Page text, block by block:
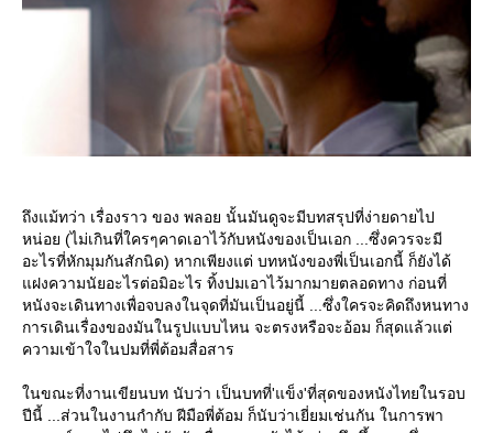
ถึงแม้ทว่า เรื่องราว ของ พลอย นั้นมันดูจะมีบทสรุปที่ง่ายดายไป
หน่อย (ไม่เกินที่ใครๆคาดเอาไว้กับหนังของเป็นเอก ...ซึ่งควรจะมี
อะไรที่หักมุมกันสักนิด) หากเพียงแต่ บทหนังของพี่เป็นเอกนี้ ก็ยังได้
ฝงความนัยอะไรต่อมิอะไร ทิ้งปมเอาไว้มากมายตลอดทาง ก่อนที่
หนังจะเดินทางเพื่อจบลงในจุดที่มันเป็นอยู่นี้ ...ซึ่งใครจะคิดถึงหนทาง
การเดินเรื่องของมันในรูปแบบไหน จะตรงหรือจะอ้อม ก็สุดแล้วแต่
ความเข้าใจในปมที่พี่ต้อมสื่อสาร
นขณะที่งานเขียนบท นับว่า เป็นบทที่'แข็ง'ที่สุดของหนังไทยในรอบ
ปีนี้ ...ส่วนในงานกำกับ ฝีมือพี่ต้อม ก็นับว่าเยี่ยมเช่นกัน ในการพา